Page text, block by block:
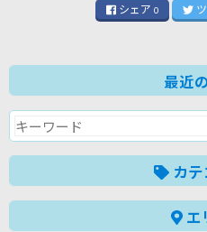
シェア 0 ツ
最近
カテ
エ